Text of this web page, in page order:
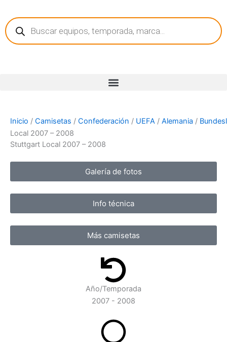
contenido
Búsqueda
de
productos
Inicio / Camisetas / Confederación / UEFA / Alemania /
Local 2007 – 2008
Stuttgart Local 2007 – 2008
Galería de fotos
Info técnica
Más camisetas
Año/Temporada
2007 - 2008